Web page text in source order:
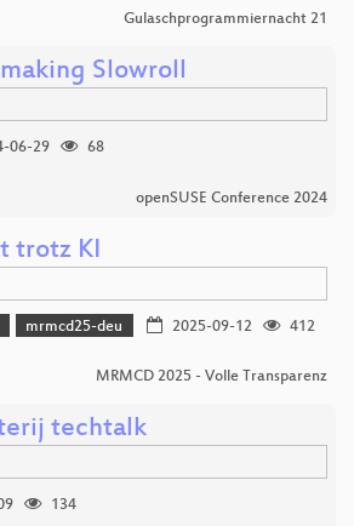
Gulaschprogrammiernacht 21
Slowroll
06-29
68
openSUSE Conference 2024
trotz KI
mrmcd25-deu 2025-09-12
412
MRMCD 2025 - Volle Transparenz
techtalk
134